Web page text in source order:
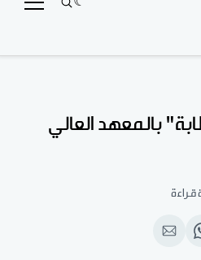
بالمعهد العالي
انشر